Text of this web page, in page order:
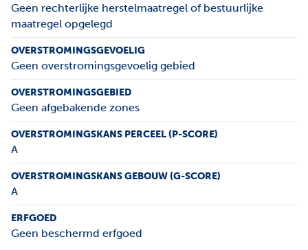
Geen rechterlijke herstelmaatregel of bestuurlijke
maatregel opgelegd
OVERSTROMINGSGEVOELIG
Geen overstromingsgevoelig gebied
OVERSTROMINGSGEBIED
Geen afgebakende zones
OVERSTROMINGSKANS PERCEEL (P-SCORE)
A
OVERSTROMINGSKANS GEBOUW (G-SCORE)
A
ERFGOED
Geen beschermd erfgoed